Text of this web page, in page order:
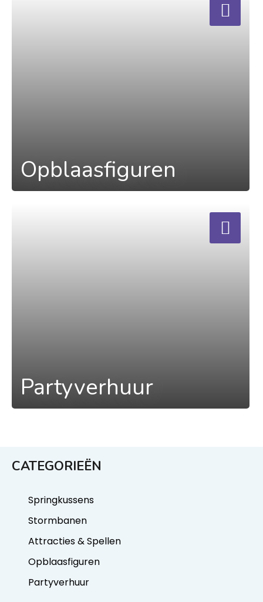
Opblaasfiguren
Partyverhuur
CATEGORIEËN
Springkussens
Stormbanen
Attracties & Spellen
Opblaasfiguren
Partyverhuur